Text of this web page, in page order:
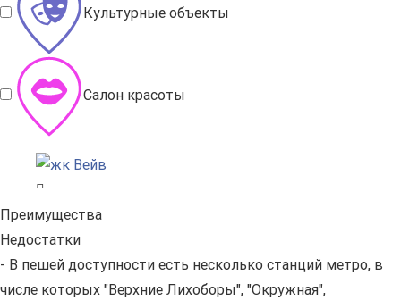
Культурные объекты
Салон красоты
Преимущества
Недостатки
- В пешей доступности есть несколько станций метро, в
числе которых "Верхние Лихоборы", "Окружная",